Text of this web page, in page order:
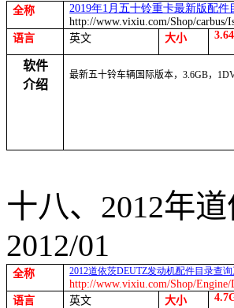
全称 2019年1 月五十铃重卡最新版配件
http://www.vixiu.com/Shop/carbus/
语言
英文 大小
软件
介绍
最新五十铃车辆国际版本，3.6GB，
十八、 2012年
2012/01
全称 2012道依茨DEUTZ发动机配件目录查
http://www.vixiu.com/Shop/
语言
英文 大小